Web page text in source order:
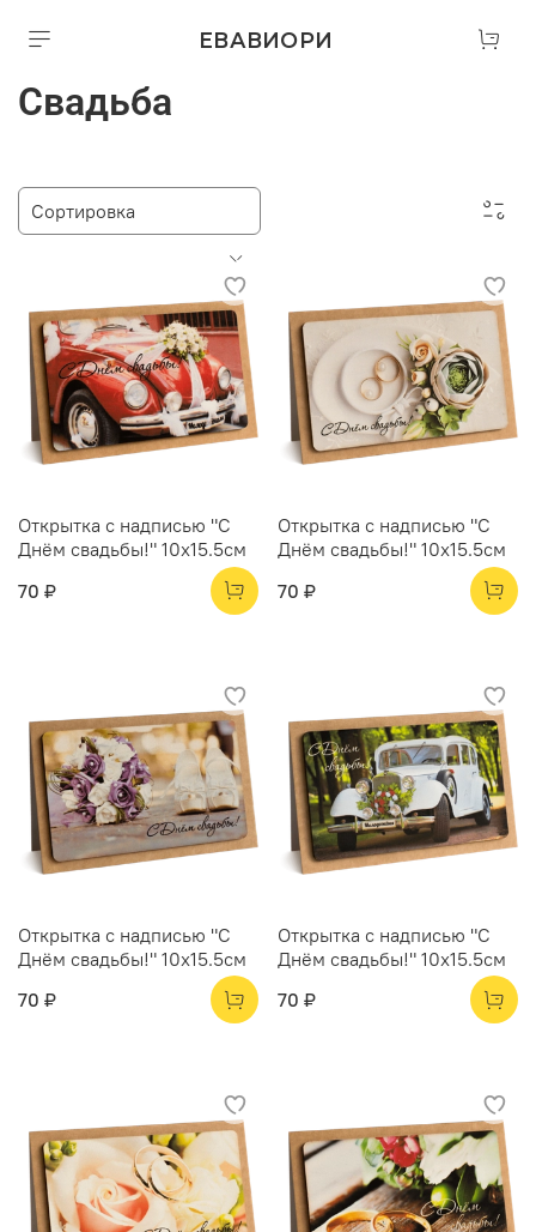
ЕВАВИОРИ
Свадьба
Открытка с надписью "С
Днём свадьбы!" 10х15.5см
70 ₽
Открытка с надписью "С
Днём свадьбы!" 10х15.5см
70 ₽
Открытка с надписью "С
Днём свадьбы!" 10х15.5см
70 ₽
Открытка с надписью "С
Днём свадьбы!" 10х15.5см
70 ₽